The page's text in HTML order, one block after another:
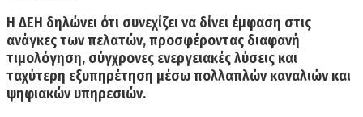
Η ΔΕΗ δηλώνει ότι συνεχίζει να δίνει έμφαση στις
ανάγκες των πελατών, προσφέροντας διαφανή
τιμολόγηση, σύγχρονες ενεργειακές λύσεις και
ταχύτερη εξυπηρέτηση μέσω πολλαπλών καναλιών και
ψηφιακών υπηρεσιών.